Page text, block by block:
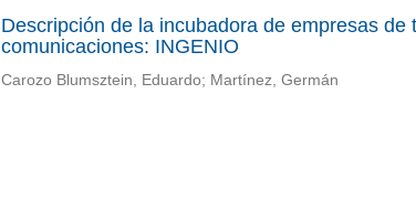
Descripción de la incubadora de empresas
comunicaciones: INGENIO
Carozo Blumsztein, Eduardo; Martínez, Germán